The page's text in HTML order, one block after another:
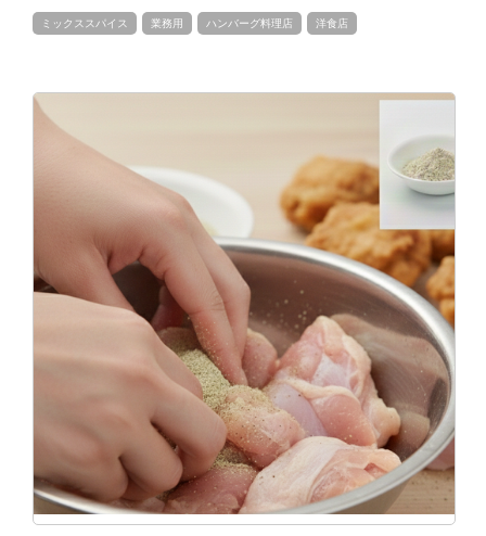
ミックススパイス 業務用 ハンバーグ料理店 洋食店